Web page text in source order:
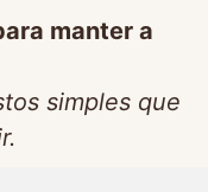
manter a
simples que